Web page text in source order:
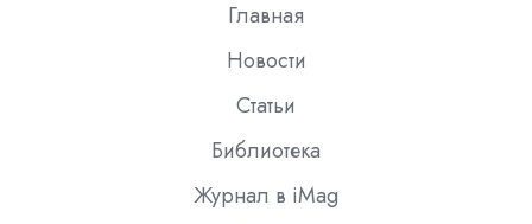
Главная
Новости
Статьи
Библиотека
Журнал в iMag